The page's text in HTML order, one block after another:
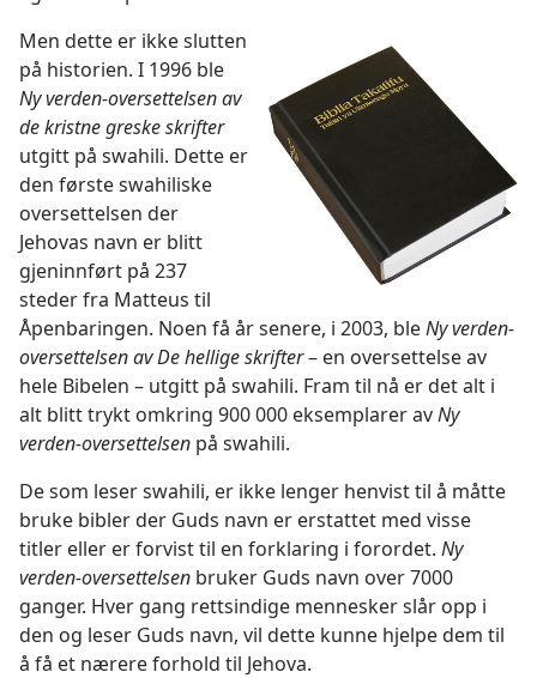
Men dette er ikke slutten
på historien. I 1996 ble
Ny verden-oversettelsen av
de kristne greske skrifter
utgitt på swahili. Dette er
den første swahiliske
oversettelsen der
Jehovas navn er blitt
gjeninnført på 237
steder fra Matteus til
Åpenbaringen. Noen få år senere, i 2003, bleNy verden-
oversettelsen av De hellige skrifter– en oversettelse av
hele Bibelen – utgitt på swahili. Fram til nå er det alt i
alt blitt trykt omkring 900 000 eksemplarer avNy
verden-oversettelsen på swahili.
De som leser swahili, er ikke lenger henvist til å måtte
bruke bibler der Guds navn er erstattet med visse
titler eller er forvist til en forklaring i forordet. Ny
verden-oversettelsen bruker Guds navn over 7000
ganger. Hver gang rettsindige mennesker slår opp i
den og leser Guds navn, vil dette kunne hjelpe dem til
å få et nærere forhold til Jehova.